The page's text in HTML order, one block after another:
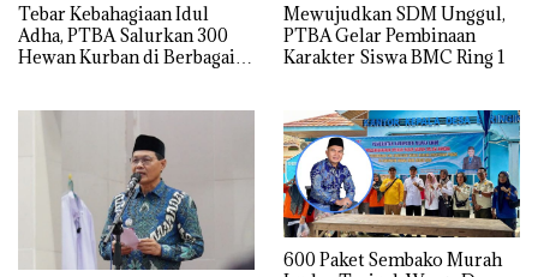
Tebar Kebahagiaan Idul
Adha, PTBA Salurkan 300
Hewan Kurban di Berbagai
Mewujudkan SDM Unggul,
PTBA Gelar Pembinaan
Karakter Siswa BMC Ring 1
600 Paket Sembako Murah